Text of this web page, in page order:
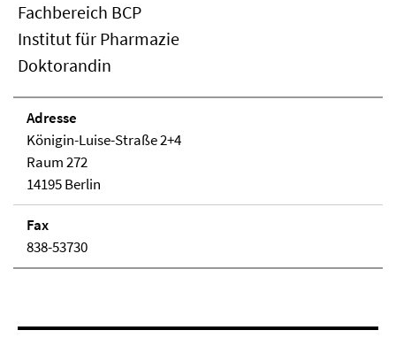
Fachbereich BCP
Institut für Pharmazie
Doktorandin
Adresse
Königin-Luise-Straße 2+4
Raum 272
14195 Berlin
Fax
838-53730